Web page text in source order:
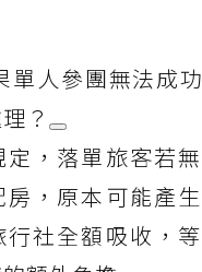
單人參團無法成
？
定，落單旅客若
房，原本可能產
行社全額吸收，